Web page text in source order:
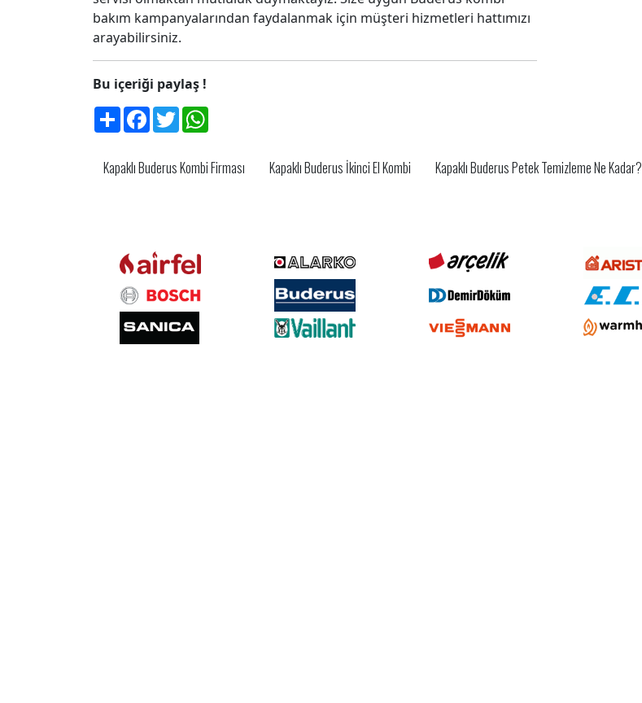
bakım kampanyalarından faydalanmak için müşteri hizmetleri hattımızı
arayabilirsiniz.
Bu içeriği paylaş !
ShareFacebook
Twitter
Kapaklı Buderus Kombi Firması Kapaklı Buderus İkinci El Kombi Kapaklı Buderus Petek Temizleme Ne Kadar?